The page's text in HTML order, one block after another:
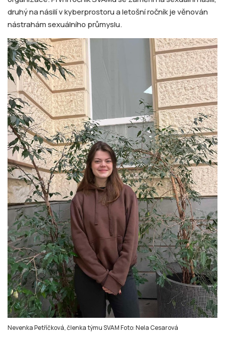
druhý na násilí v kyberprostoru a letošní ročník je věnován
nástrahám sexuálního průmyslu.
Nevenka Petříčková, členka týmu SVAM Foto: Nela Cesarová